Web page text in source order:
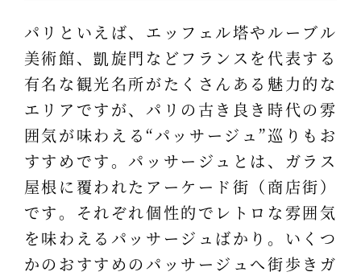
パリといえば、エッフェル塔やルーブル
美術館、凱旋門などフランスを代表する
有名な観光名所がたくさんある魅力的な
エリアですが、パリの古き良き時代の雰
囲気が味わえる“パッサージュ”巡りもお
すすめです。パッサージュとは、ガラス
屋根に覆われたアーケード街（商店街）
です。それぞれ個性的でレトロな雰囲気
を味わえるパッサージュばかり。いくつ
かのおすすめのパッサージュへ街歩きガ